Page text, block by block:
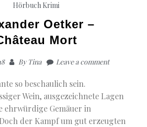
Hörbuch Krimi
Oetker –
Mort
ByTina Leave a comment
so beschaulich sein.
Wein, ausgezeichnete Lagen
ehrwürdige Gemäuer in
der Kampf um gut erzeugten